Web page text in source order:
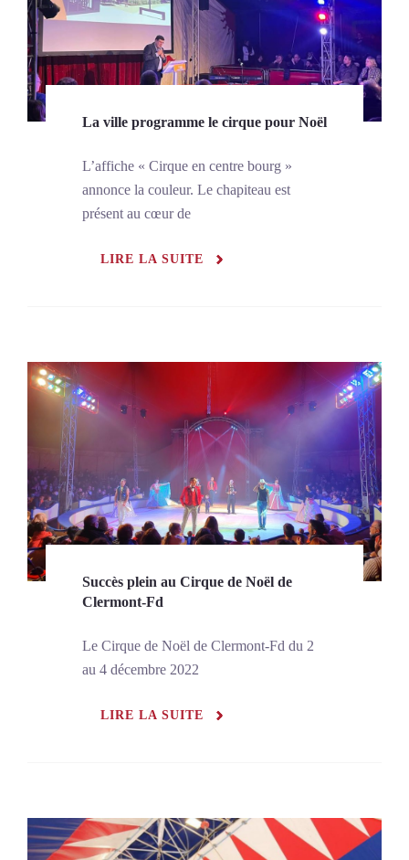
La ville programme le cirque pour Noël
L’affiche « Cirque en centre bourg »
annonce la couleur. Le chapiteau est
présent au cœur de
LIRE LA SUITE
Succès plein au Cirque de Noël de
Clermont-Fd
Le Cirque de Noël de Clermont-Fd du 2
au 4 décembre 2022
LIRE LA SUITE